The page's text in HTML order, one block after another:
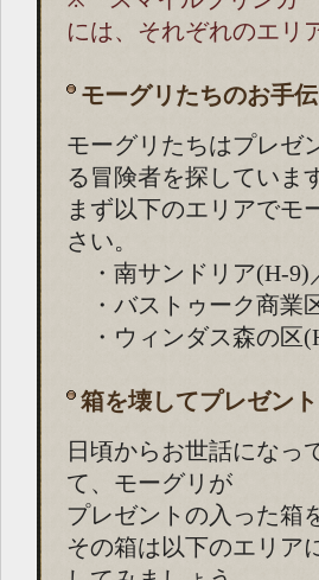
には、それぞれのエリ
モーグリたちのお手
モーグリたちはプレゼ
る冒険者を探していま
まず以下のエリアでモ
さい。
・南サンドリア(H-9)
・バストゥーク商業
・ウィンダス森の区
箱を壊してプレゼン
日頃からお世話になっ
て、モーグリが
プレゼントの入った箱
その箱は以下のエリア